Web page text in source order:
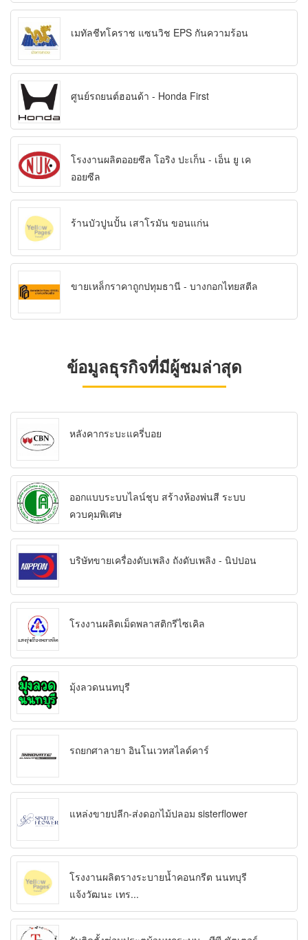
เมทัลชีทโคราช แซนวิช EPS กันความร้อน
ศูนย์รถยนต์ฮอนด้า - Honda First
โรงงานผลิตออยซีล โอริง ปะเก็น - เอ็น ยู เค
ออยซีล
ร้านบัวปูนปั้น เสาโรมัน ขอนแก่น
ขายเหล็กราคาถูกปทุมธานี - บางกอกไทยสตีล
ข้อมูลธุรกิจที่มีผู้ชมล่าสุด
หลังคากระบะแครี่บอย
ออกแบบระบบไลน์ชุบ สร้างห้องพ่นสี ระบบ
ควบคุมพิเศษ
บริษัทขายเครื่องดับเพลิง ถังดับเพลิง - นิปปอน
โรงงานผลิตเม็ดพลาสติกรีไซเคิล
มุ้งลวดนนทบุรี
รถยกศาลายา อินโนเวทสไลด์คาร์
แหล่งขายปลีก-ส่งดอกไม้ปลอม sisterflower
โรงงานผลิตรางระบายน้ำคอนกรีต นนทบุรี
แจ้งวัฒนะ เทร...